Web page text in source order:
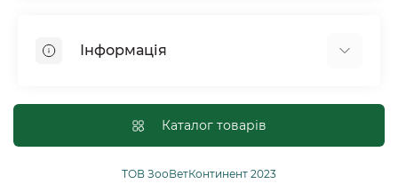
Птахи
Рептилії
Сільськогосподарські тварини та птахи
Інформація
Оплата і доставка
Політика конфіденційності
Публічна угода
Каталог товарів
ТОВ ЗооВетКонтинент 2023